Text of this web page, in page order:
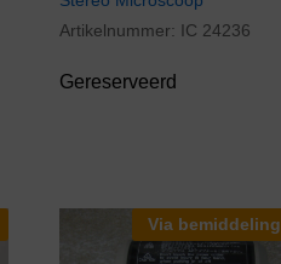
Artikelnummer: IC 24236
Gereserveerd
Via bemiddeling